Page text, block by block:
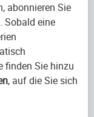
abonnieren Sie
. Sobald eine
finden Sie hinzu
, auf die Sie sich